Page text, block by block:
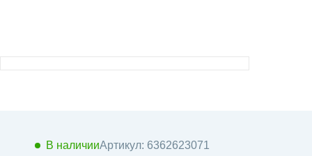
В наличииАртикул: 6362623071